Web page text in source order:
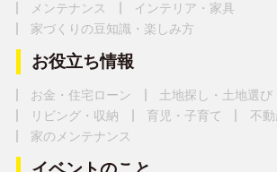
メンテナンス
インテリア・家具
家づくりの豆知識・楽しみ方
お役立ち情報
お金・住宅ローン
土地探し・土地選び
リビング・収納
育児・子育て
不動
家のメンテナンス